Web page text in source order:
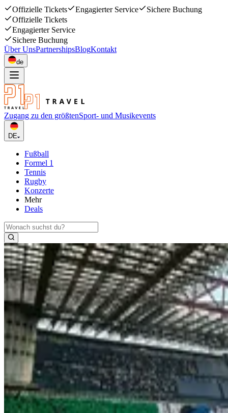
Offizielle Tickets Engagierter Service
Sichere Buchung
Offizielle Tickets
Engagierter Service
Sichere Buchung
Über UnsPartnershipsBlogKontakt
de
Zugang zu den größtenSport- und Musikevents
DE
Fußball
Formel 1
Tennis
Rugby
Konzerte
Mehr
Deals